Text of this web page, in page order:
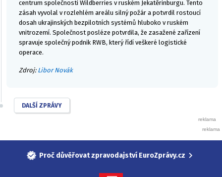
centrum společnosti Wildberries v ruském Jekatěrinburgu. Tento
zásah vyvolal v rozlehlém areálu silný požár a potvrdil rostoucí
dosah ukrajinských bezpilotních systémů hluboko v ruském
vnitrozemí. Společnost posléze potvrdila, že zasažené zařízení
spravuje společný podnik RWB, který řídí veškeré logistické
operace.
Zdroj: Libor Novák
DALŠÍ ZPRÁVY
Proč důvěřovat zpravodajství EuroZprávy.cz